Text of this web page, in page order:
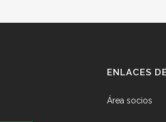
ENLACES
Área socios